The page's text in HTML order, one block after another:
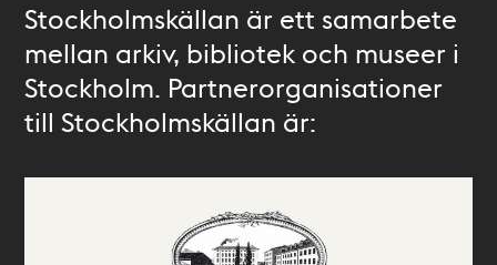
Stockholmskällan är ett samarbete
mellan arkiv, bibliotek och museer i
Stockholm. Partnerorganisationer
till Stockholmskällan är: